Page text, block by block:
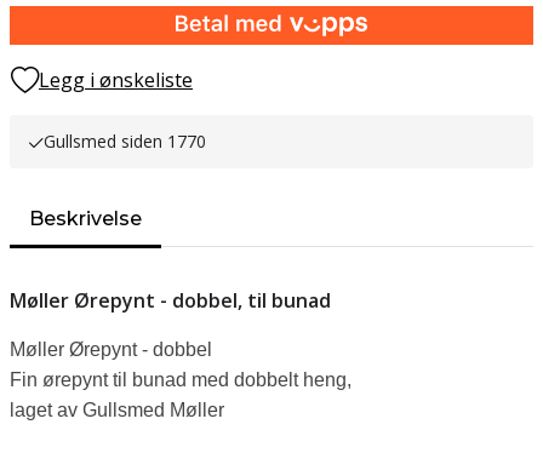
Legg i ønskeliste
Gullsmed siden 1770
Beskrivelse
Møller Ørepynt - dobbel, til bunad
Møller Ørepynt - dobbel
Fin ørepynt til bunad med dobbelt heng,
laget av Gullsmed Møller